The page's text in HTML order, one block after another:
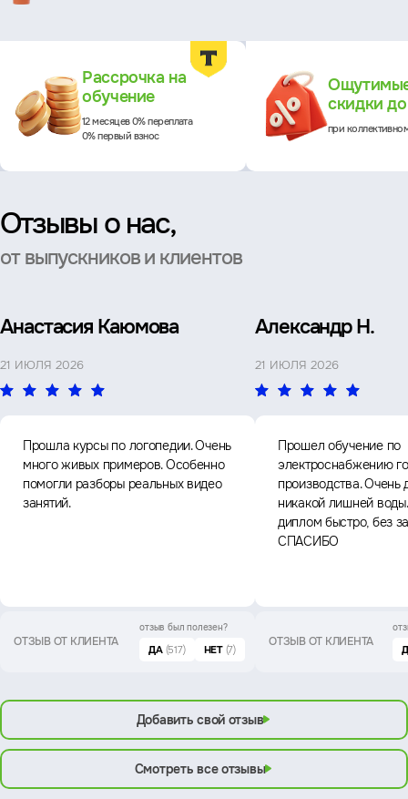
Рассрочка на
обучение
12 месяцев 0% переплата
0% первый взнос
скидки
при
Отзывы о нас,
от выпускников и клиентов
Анастасия Каюмова
21 ИЮЛЯ 2026
Прошла курсы по логопедии. Очень
много живых примеров. Особенно
помогли разборы реальных видео
занятий.
ОТЗЫВ ОТ КЛИЕНТА
отзыв был полезен?
ДА (517) НЕТ (7)
Александр Н.
21 ИЮЛЯ 2026
Прошел обучение по
электроснабжению
производства. Очень
никакой лишней
диплом быстро, без
СПАСИБО
ОТЗЫВ ОТ КЛИЕНТА
Добавить свой отзыв
Смотреть все отзывы